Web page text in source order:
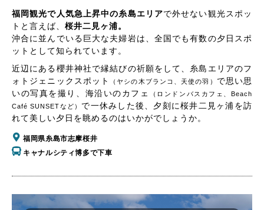
福岡観光で人気急上昇中の糸島エリアで外せない観光スポッ
トと言えば、 桜井二見ヶ浦。
沖合に並んでいる巨大な夫婦岩は、全国でも有数の夕日スポ
ットとして知られています。
近辺にある櫻井神社で縁結びの祈願をして、糸島エリアのフ
ォトジェニックスポット
（ヤシの木ブランコ、天使の羽）
で思い思
いの写真を撮り、海沿いのカフェ
（ロンドンバスカフェ、Beach
Café SUNSETなど） で一休みした後、夕刻に桜井二見ヶ浦を訪
れて美しい夕日を眺めるのはいかがでしょうか。
福岡県糸島市志摩桜井
キャナルシティ博多で下車